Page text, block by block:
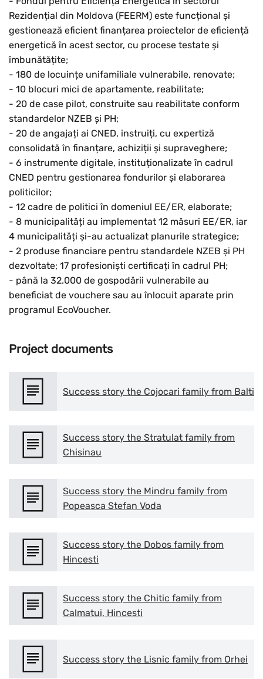
Rezidențial din Moldova (FEERM) este funcțional și
gestionează eficient finanțarea proiectelor de eficiență
energetică în acest sector, cu procese testate și
îmbunătățite;
- 180 de locuințe unifamiliale vulnerabile, renovate;
- 10 blocuri mici de apartamente, reabilitate;
- 20 de case pilot, construite sau reabilitate conform
standardelor NZEB și PH;
- 20 de angajați ai CNED, instruiți, cu expertiză
consolidată în finanțare, achiziții și supraveghere;
- 6 instrumente digitale, instituționalizate în cadrul
CNED pentru gestionarea fondurilor și elaborarea
politicilor;
- 12 cadre de politici în domeniul EE/ER, elaborate;
- 8 municipalități au implementat 12 măsuri EE/ER, iar
4 municipalități și-au actualizat planurile strategice;
- 2 produse financiare pentru standardele NZEB și PH
dezvoltate; 17 profesioniști certificați în cadrul PH;
- până la 32.000 de gospodării vulnerabile au
beneficiat de vouchere sau au înlocuit aparate prin
programul EcoVoucher.
Project documents
Success story the Cojocari family from Balti
Success story the Stratulat family from
Chisinau
Success story the Mindru family from
Popeasca Stefan Voda
Success story the Dobos family from
Hincesti
Success story the Chitic family from
Calmatui, Hincesti
Success story the Lisnic family from Orhei